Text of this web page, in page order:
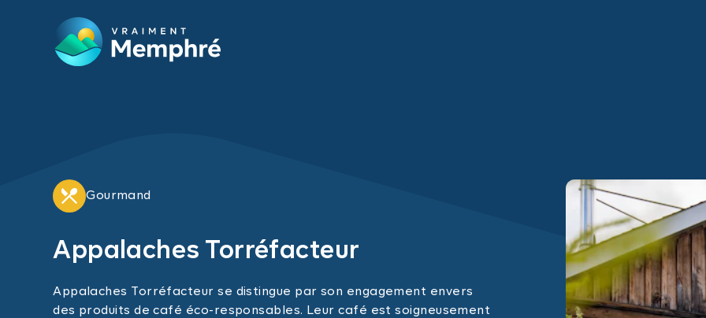
Gourmand
Appalaches Torréfacteur
Appalaches Torréfacteur se distingue par son engagement envers
des produits de café éco-responsables. Leur café est soigneusement